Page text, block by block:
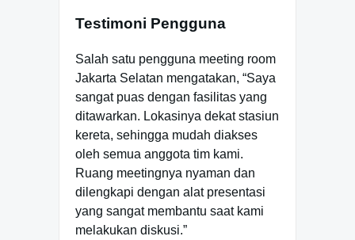
Testimoni Pengguna
Salah satu pengguna meeting room
Jakarta Selatan mengatakan, “Saya
sangat puas dengan fasilitas yang
ditawarkan. Lokasinya dekat stasiun
kereta, sehingga mudah diakses
oleh semua anggota tim kami.
Ruang meetingnya nyaman dan
dilengkapi dengan alat presentasi
yang sangat membantu saat kami
melakukan diskusi.”